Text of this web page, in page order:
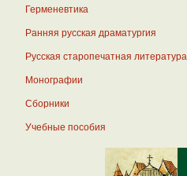
Герменевтика
Ранняя русская драматургия
Русская старопечатная литература
Монографии
Сборники
Учебные пособия